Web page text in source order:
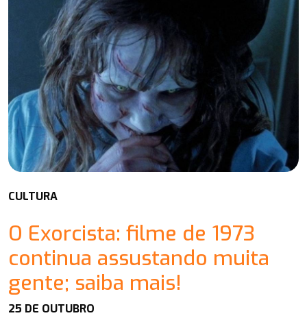
CULTURA
O Exorcista: filme de 1973
continua assustando muita
gente; saiba mais!
25 DE OUTUBRO